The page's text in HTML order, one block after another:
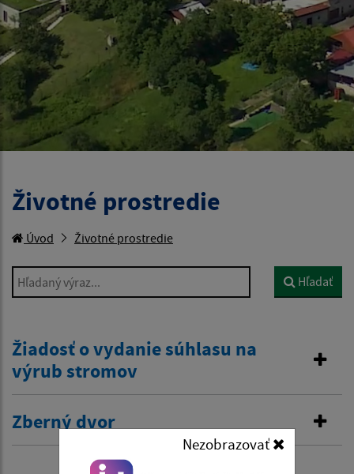
Životné prostredie
Úvod Životné prostredie
Hľadaný výraz... Hľadať
Žiadosť o vydanie súhlasu na
výrub stromov
Zberný dvor
Nezobrazovať